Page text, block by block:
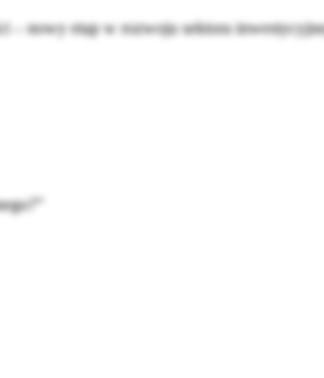
nowy etap w rozwoju sektora